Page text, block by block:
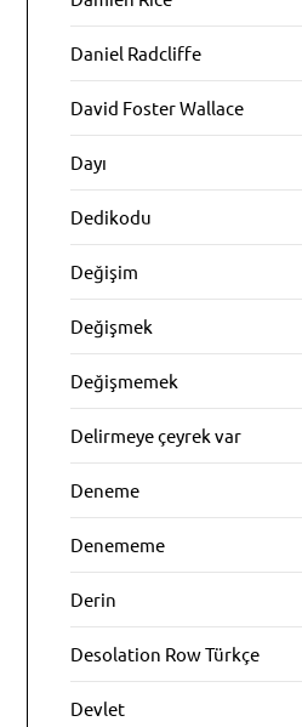
Daniel Radcliffe
David Foster Wallace
Dayı
Dedikodu
Değişim
Değişmek
Değişmemek
Delirmeye çeyrek var
Deneme
Denememe
Derin
Desolation Row Türkçe
Devlet